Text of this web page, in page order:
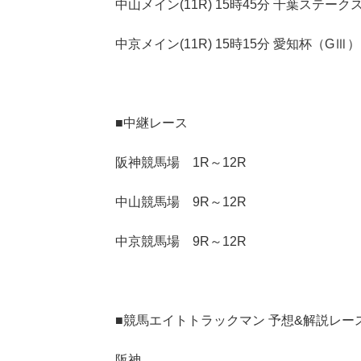
中山メイン(11R) 15時45分 千葉ステークス
中京メイン(11R) 15時15分 愛知杯（GⅢ）
■中継レース
阪神競馬場 1R～12R
中山競馬場 9R～12R
中京競馬場 9R～12R
■競馬エイトトラックマン 予想&解説レー